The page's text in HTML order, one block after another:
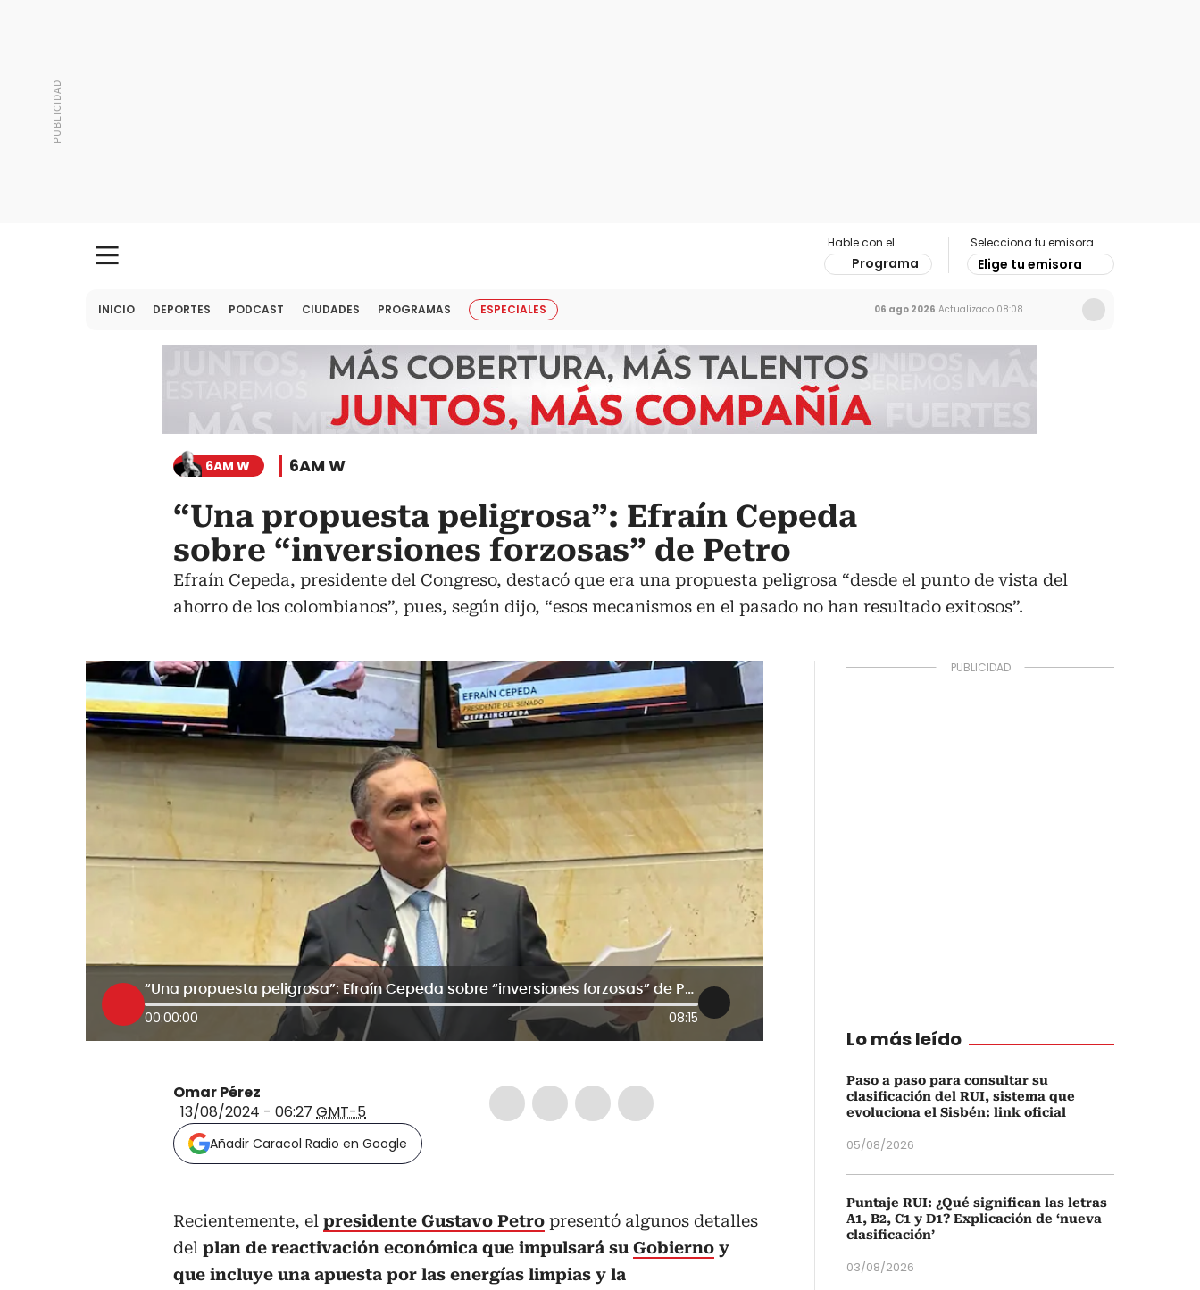
Hable con el
Programa
Selecciona tu emisora
Elige tu emisora
INICIO DEPORTES PODCAST CIUDADES PROGRAMAS ESPECIALES 06 ago 2026 Actualizado 08:08
6AM W 6AM W
“Una propuesta peligrosa”: Efraín Cepeda
sobre “inversiones forzosas” de Petro
Efraín Cepeda, presidente del Congreso, destacó que era una propuesta peligrosa “desde el punto de vista del
ahorro de los colombianos”, pues, según dijo, “esos mecanismos en el pasado no han resultado exitosos”.
“Una propuesta peligrosa”: Efraín Cepeda sobre “inversiones forzosas” de Petro
00:00:00 08:15
Omar Pérez
13/08/2024 - 06:27 GMT-5
Añadir Caracol Radio en Google
Recientemente, el presidente Gustavo Petro presentó algunos detalles
del plan de reactivación económica que impulsará su Gobierno y
que incluye una apuesta por las energías limpias y la
Lo más leído
Paso a paso para consultar su
clasificación del RUI, sistema que
evoluciona el Sisbén: link oficial
05/08/2026
Puntaje RUI: ¿Qué significan las letras
A1, B2, C1 y D1? Explicación de ‘nueva
clasificación’
03/08/2026